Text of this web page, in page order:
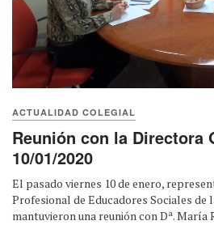
ACTUALIDAD COLEGIAL
Reunión con la Directora
10/01/2020
El pasado viernes 10 de enero,
Profesional de Educadores Sociales de
mantuvieron una reunión con Dª. María